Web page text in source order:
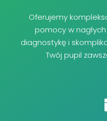
Oferujemy
pomocy w
diagnostykę i
Twój pupil